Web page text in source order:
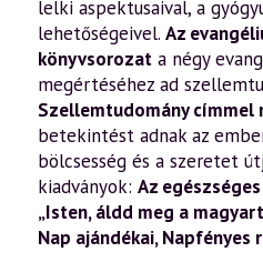
lelki aspektusaival, a
lehetőségeivel. Az
könyvsorozat a négy
megértéséhez ad
Szellemtudomány
betekintést adnak az
bölcsesség és a szeretet
kiadványok: Az
„Isten, áldd meg a
Nap ajándékai,Napfényes